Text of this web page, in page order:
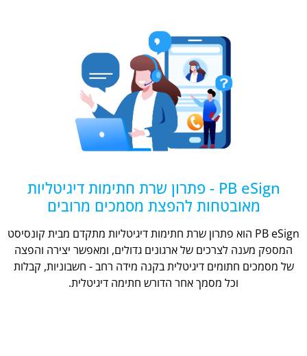
PB eSign - פתרון שרת חתימות דיגיטליות
מאובטחות להפצת מסמכים מרובים
PB eSign הוא פתרון שרת חתימות דיגיטליות מתקדם מבית קונסיסט
המספק מענה לצרכים של ארגונים גדולים, ומאפשר יצירה והפצה
של מסמכים חתומים דיגיטלית בקנה מידה רחב - חשבוניות, קבלות
וכל מסמך אחר הדורש חתימה דיגיטלית.